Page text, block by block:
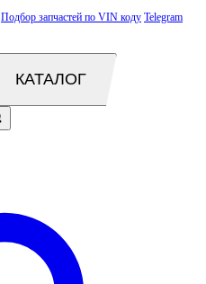
Подбор запчастей по VIN коду Telegram
КАТАЛОГ